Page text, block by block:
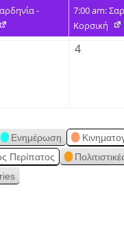
-
7:00 am:
Κορσική
4
Ενημέρωση
Περίπατος